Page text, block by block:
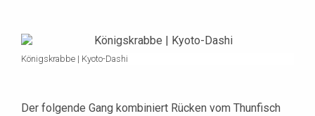
Königskrabbe | Kyoto-Dashi
Der folgende Gang kombiniert Rücken vom Thunfisch